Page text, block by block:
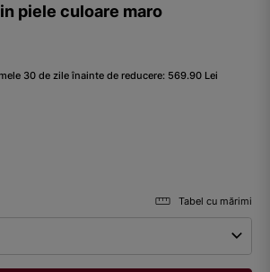
piele culoare maro
30 de zile înainte de reducere: 569.90 Lei
Tabel cu mărimi